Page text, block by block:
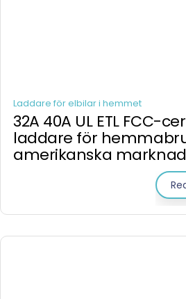
Laddare för elbilar i hemmet
32A 40A UL ETL FCC-
laddare för
amerikanska